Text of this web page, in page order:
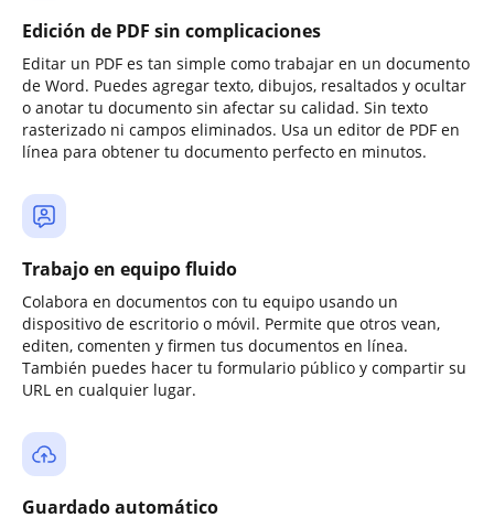
Edición de PDF sin complicaciones
Editar un PDF es tan simple como trabajar en un documento
de Word. Puedes agregar texto, dibujos, resaltados y ocultar
o anotar tu documento sin afectar su calidad. Sin texto
rasterizado ni campos eliminados. Usa un editor de PDF en
línea para obtener tu documento perfecto en minutos.
Trabajo en equipo fluido
Colabora en documentos con tu equipo usando un
dispositivo de escritorio o móvil. Permite que otros vean,
editen, comenten y firmen tus documentos en línea.
También puedes hacer tu formulario público y compartir su
URL en cualquier lugar.
Guardado automático